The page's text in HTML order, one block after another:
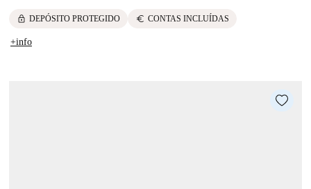
lock DEPÓSITO PROTEGIDO euro CONTAS INCLUÍDAS
+info